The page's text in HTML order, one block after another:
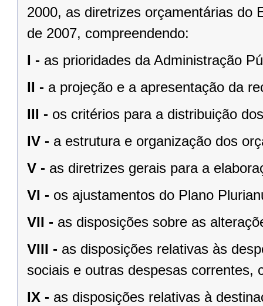
2000, as diretrizes orçamentárias do
de 2007, compreendendo:
I - as prioridades da Administração
II - a projeção e a apresentação da
III - os critérios para a distribuição
IV - a estrutura e organização dos
V - as diretrizes gerais para a
VI - os ajustamentos do Plano
VII - as disposições sobre as
VIII - as disposições relativas às
sociais e outras despesas correntes,
IX - as disposições relativas à